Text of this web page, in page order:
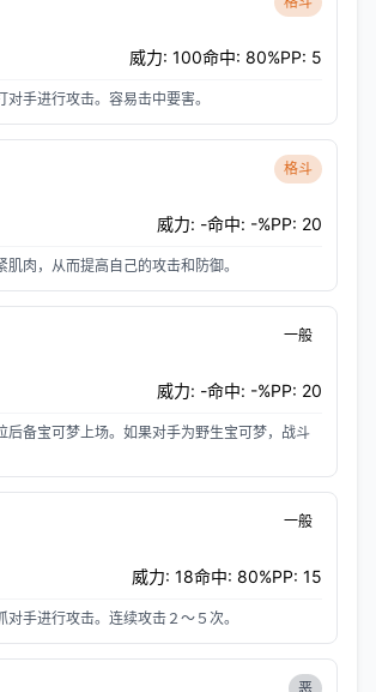
威力: 100命中: 80%PP: 5
对手进行攻击。容易击中要害。
格斗
威力: -命中: -%PP: 20
肌肉，从而提高自己的攻击和防御。
一般
威力: -命中: -%PP: 20
后备宝可梦上场。如果对手为野生宝可梦，战斗
一般
威力: 18命中: 80%PP: 15
对手进行攻击。连续攻击２～５次。
恶